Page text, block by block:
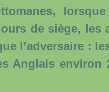
de siège, les
l’adversaire :
Anglais environ